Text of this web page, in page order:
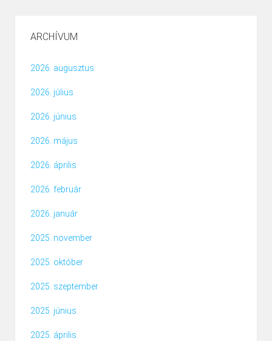
ARCHÍVUM
2026. augusztus
2026. július
2026. június
2026. május
2026. április
2026. február
2026. január
2025. november
2025. október
2025. szeptember
2025. június
2025. április